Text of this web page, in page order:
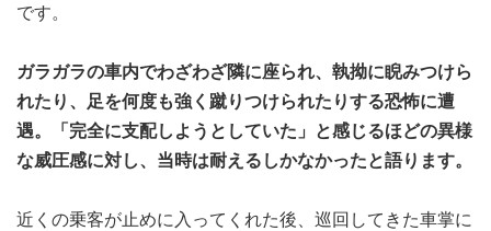
です。
ガラガラの車内でわざわざ隣に座られ、執拗に睨みつけら
れたり、足を何度も強く蹴りつけられたりする恐怖に遭
遇。「完全に支配しようとしていた」と感じるほどの異様
な威圧感に対し、当時は耐えるしかなかったと語ります。
近くの乗客が止めに入ってくれた後、巡回してきた車掌に